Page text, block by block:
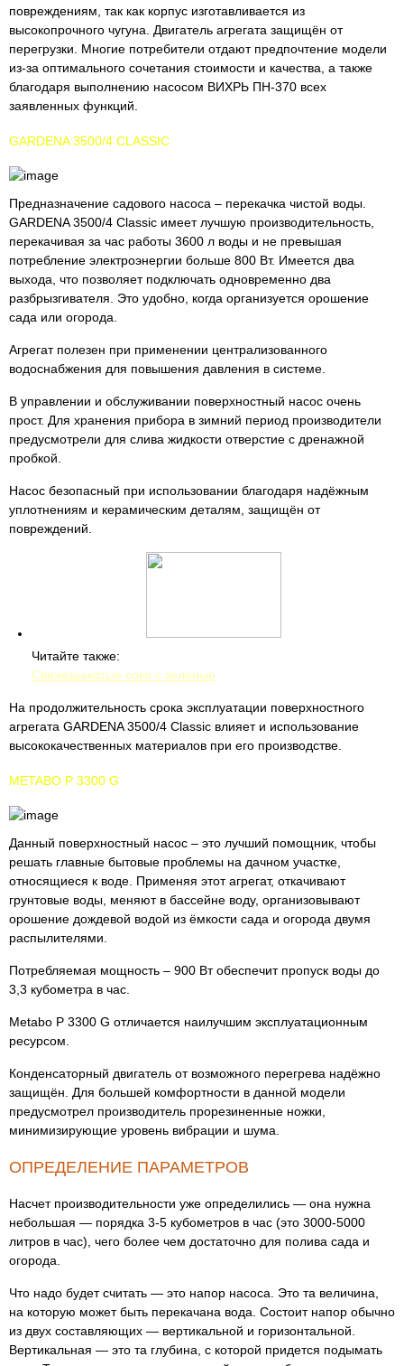
повреждениям, так как корпус изготавливается из
высокопрочного чугуна. Двигатель агрегата защищён от
перегрузки. Многие потребители отдают предпочтение модели
из-за оптимального сочетания стоимости и качества, а также
благодаря выполнению насосом ВИХРЬ ПН-370 всех
заявленных функций.
GARDENA 3500/4 CLASSIC
Предназначение садового насоса – перекачка чистой воды.
GARDENA 3500/4 Classic имеет лучшую производительность,
перекачивая за час работы 3600 л воды и не превышая
потребление электроэнергии больше 800 Вт. Имеется два
выхода, что позволяет подключать одновременно два
разбрызгивателя. Это удобно, когда организуется орошение
сада или огорода.
Агрегат полезен при применении централизованного
водоснабжения для повышения давления в системе.
В управлении и обслуживании поверхностный насос очень
прост. Для хранения прибора в зимний период производители
предусмотрели для слива жидкости отверстие с дренажной
пробкой.
Насос безопасный при использовании благодаря надёжным
уплотнениям и керамическим деталям, защищён от
повреждений.
Читайте также:
Свежевыжатые соки с зеленью
На продолжительность срока эксплуатации поверхностного
агрегата GARDENA 3500/4 Classic влияет и использование
высококачественных материалов при его производстве.
METABO P 3300 G
Данный поверхностный насос – это лучший помощник, чтобы
решать главные бытовые проблемы на дачном участке,
относящиеся к воде. Применяя этот агрегат, откачивают
грунтовые воды, меняют в бассейне воду, организовывают
орошение дождевой водой из ёмкости сада и огорода двумя
распылителями.
Потребляемая мощность – 900 Вт обеспечит пропуск воды до
3,3 кубометра в час.
Metabo P 3300 G отличается наилучшим эксплуатационным
ресурсом.
Конденсаторный двигатель от возможного перегрева надёжно
защищён. Для большей комфортности в данной модели
предусмотрел производитель прорезиненные ножки,
минимизирующие уровень вибрации и шума.
ОПРЕДЕЛЕНИЕ ПАРАМЕТРОВ
Насчет производительности уже определились — она нужна
небольшая — порядка 3-5 кубометров в час (это 3000-5000
литров в час), чего более чем достаточно для полива сада и
огорода.
Что надо будет считать — это напор насоса. Это та величина,
на которую может быть перекачана вода. Состоит напор обычно
из двух составляющих — вертикальной и горизонтальной.
Вертикальная — это та глубина, с которой придется подымать